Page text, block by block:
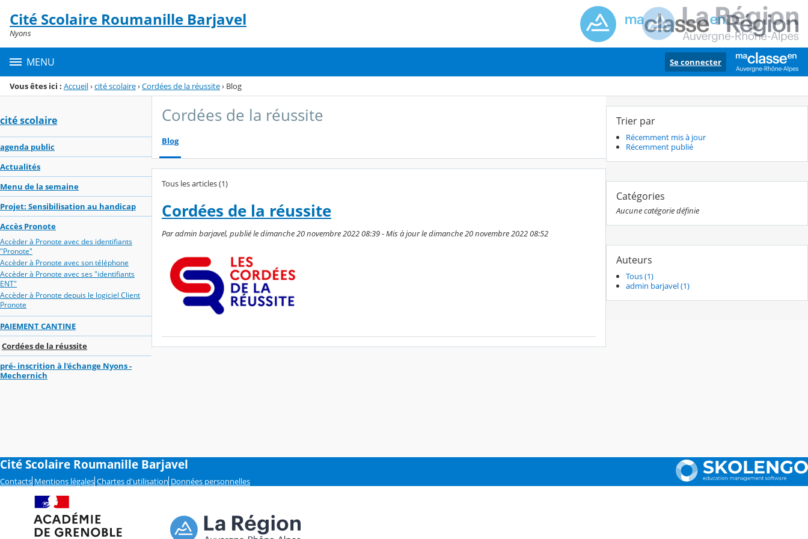
Menu de la rubrique
Contenu
Cité Scolaire Roumanille Barjavel
Nyons
MENU Se connecter
Vous êtes ici : Accueil›cité scolaire›Cordées de la réussite› Blog
cité scolaire
agenda public
Actualités
Menu de la semaine
Projet: Sensibilisation au handicap
Accès Pronote
Accèder à Pronote avec des identifiants
"Pronote"
Accèder à Pronote avec son téléphone
Accèder à Pronote avec ses "identifiants
ENT"
Accèder à Pronote depuis le logiciel Client
Pronote
PAIEMENT CANTINE
Cordées de la réussite
pré- inscrition à l'échange Nyons -
Mechernich
Cordées de la réussite
Blog
Tous les articles (1)
Cordées de la réussite
Par admin barjavel, publié le dimanche 20 novembre 2022 08:39 - Mis à jour le dimanche 20 novembre 2022 08:52
Trier par
Récemment mis à jour
Récemment publié
Catégories
Aucune catégorie définie
Auteurs
Tous (1)
admin barjavel (1)
Cité Scolaire Roumanille Barjavel
Contacts Mentions légales Chartes d'utilisation Données personnelles